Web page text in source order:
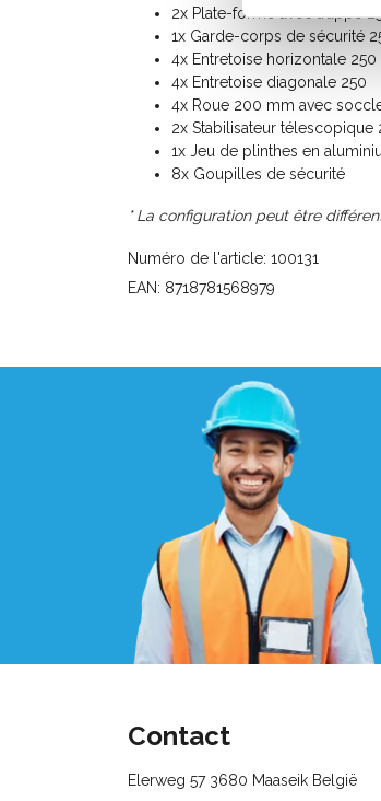
2x Plate-forme avec trappe
1x Garde-corps de sécurité
4x Entretoise horizontale 250
4x Entretoise diagonale 250
4x Roue 200 mm avec
2x Stabilisateur télescopique
1x Jeu de plinthes en
8x Goupilles de sécurité
* La configuration peut être
Numéro de l'article: 100131
EAN: 8718781568979
Contact
Elerweg 57 3680 Maaseik België